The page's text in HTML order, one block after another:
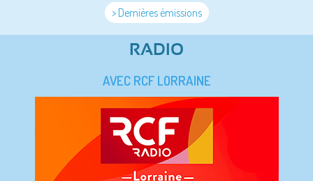
> Dernières émissions
RADIO
AVEC RCF LORRAINE